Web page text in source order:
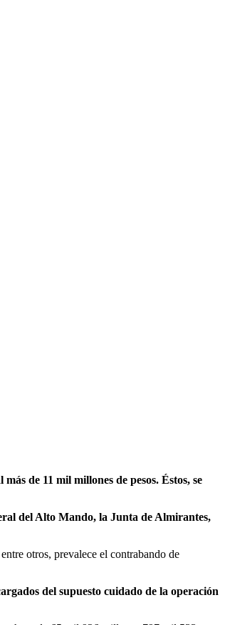
de 11 mil millones de pesos. Éstos, se
del Alto Mando, la Junta de Almirantes,
otros, prevalece el contrabando de
del supuesto cuidado de la operación